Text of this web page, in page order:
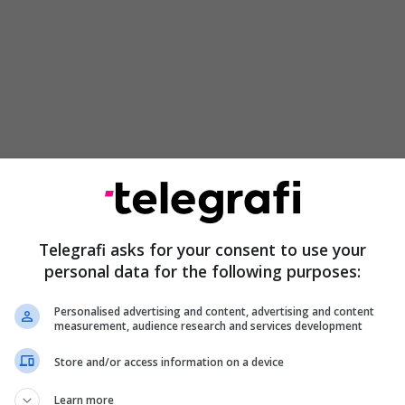
ka siguruar Dosjen e Prokurorisë, e cila është
derisa në Gjykatën Themelore në Prishtinë
dëgjimore për caktimin e masës së sigurisë.
Drilon Ahmeti, Ekrem Ahmeti dhe Emsh Ahmeti,
më 28 maj 2025, në Prishtinë dhe Viti- Gjilan,
(babë e bir) pronarë të autoshkollës
“Driloni” në Viti, në bashkëkryerje me të
për të pajisur me patentë shoferë në
Telegrafi asks for your consent to use your
personal data for the following purposes:
Personalised advertising and content, advertising and content
measurement, audience research and services development
Store and/or access information on a device
Learn more